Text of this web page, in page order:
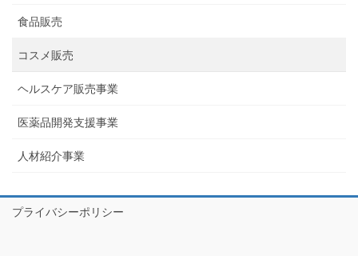
食品販売
コスメ販売
ヘルスケア販売事業
医薬品開発支援事業
人材紹介事業
プライバシーポリシー